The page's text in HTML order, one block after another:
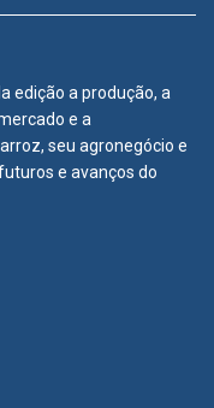
edição a produção, a
e a
seu agronegócio e
e avanços do